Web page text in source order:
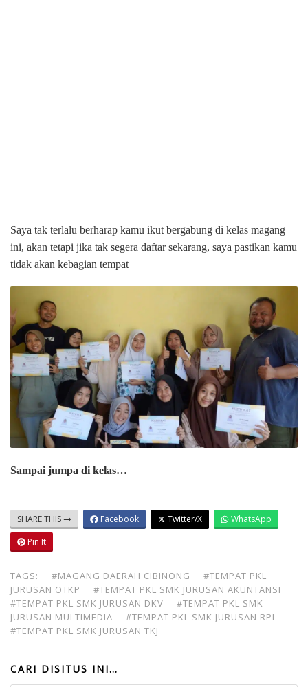
Saya tak terlalu berharap kamu ikut bergabung di kelas magang
ini, akan tetapi jika tak segera daftar sekarang, saya pastikan kamu
tidak akan kebagian tempat
Sampai jumpa di kelas…
SHARE THIS Facebook Twitter/X
WhatsApp
Pin It
TAGS: #MAGANG DAERAH CIBINONG
#TEMPAT PKL
JURUSAN OTKP
#TEMPAT PKL SMK JURUSAN AKUNTANSI
#TEMPAT PKL SMK JURUSAN DKV
#TEMPAT PKL SMK
JURUSAN MULTIMEDIA
#TEMPAT PKL SMK JURUSAN RPL
#TEMPAT PKL SMK JURUSAN TKJ
CARI DISITUS INI…